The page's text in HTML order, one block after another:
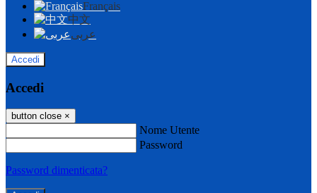
Français
中文
عربى
Accedi
Accedi
button close ×
Nome Utente
Password
Password dimenticata?